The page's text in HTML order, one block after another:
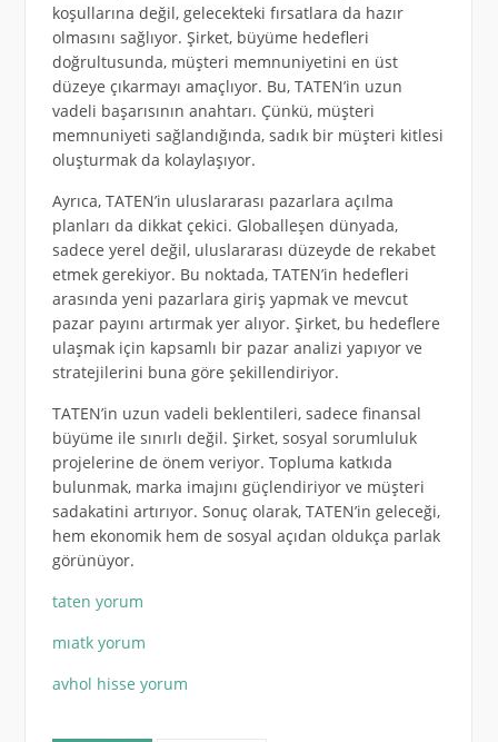
koşullarına değil, gelecekteki fırsatlara da hazır
olmasını sağlıyor. Şirket, büyüme hedefleri
doğrultusunda, müşteri memnuniyetini en üst
düzeye çıkarmayı amaçlıyor. Bu, TATEN’in uzun
vadeli başarısının anahtarı. Çünkü, müşteri
memnuniyeti sağlandığında, sadık bir müşteri kitlesi
oluşturmak da kolaylaşıyor.
Ayrıca, TATEN’in uluslararası pazarlara açılma
planları da dikkat çekici. Globalleşen dünyada,
sadece yerel değil, uluslararası düzeyde de rekabet
etmek gerekiyor. Bu noktada, TATEN’in hedefleri
arasında yeni pazarlara giriş yapmak ve mevcut
pazar payını artırmak yer alıyor. Şirket, bu hedeflere
ulaşmak için kapsamlı bir pazar analizi yapıyor ve
stratejilerini buna göre şekillendiriyor.
TATEN’in uzun vadeli beklentileri, sadece finansal
büyüme ile sınırlı değil. Şirket, sosyal sorumluluk
projelerine de önem veriyor. Topluma katkıda
bulunmak, marka imajını güçlendiriyor ve müşteri
sadakatini artırıyor. Sonuç olarak, TATEN’in geleceği,
hem ekonomik hem de sosyal açıdan oldukça parlak
görünüyor.
taten yorum
mıatk yorum
avhol hisse yorum